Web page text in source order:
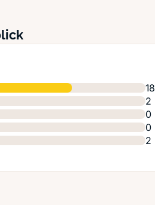
18
2
0
0
2